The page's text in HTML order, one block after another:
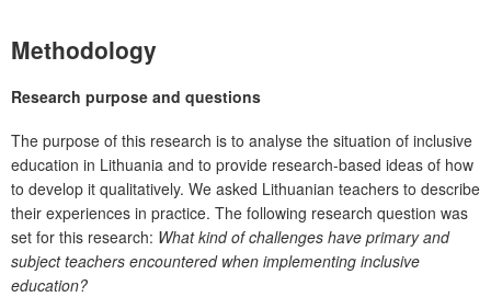
Methodology
Research purpose and questions
The purpose of this research is to analyse the situation of inclusive
education in Lithuania and to provide research-based ideas of how
to develop it qualitatively. We asked Lithuanian teachers to describe
their experiences in practice. The following research question was
set for this research: What kind of challenges have primary and
subject teachers encountered when implementing inclusive
education?